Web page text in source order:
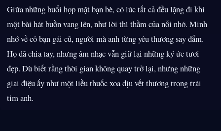
Giữa những buổi họp mặt bạn bè, có lúc tất cả đều lặng đi khi
một bài hát buồn vang lên, như lời thì thầm của nỗi nhớ. Minh
nhớ về cô bạn gái cũ, người mà anh từng yêu thương say đắm.
Họ đã chia tay, nhưng âm nhạc vẫn giữ lại những ký ức tươi
đẹp. Dù biết rằng thời gian không quay trở lại, nhưng những
giai điệu ấy như một liều thuốc xoa dịu vết thương trong trái
tim anh.